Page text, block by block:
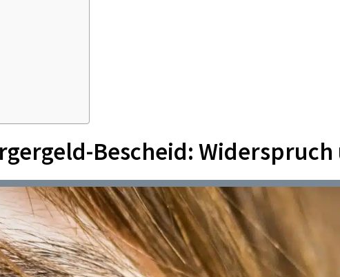
Bescheid: Widerspruch